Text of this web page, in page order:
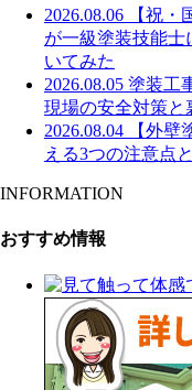
2026.08.06
【祝
が一級塗装技能士
いてみた
2026.08.05 塗装工
現場の安全対策と
2026.08.04
【外
える3つの注意点
INFORMATION
おすすめ情報